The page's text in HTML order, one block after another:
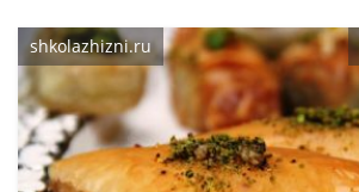
shkolazhizni.ru